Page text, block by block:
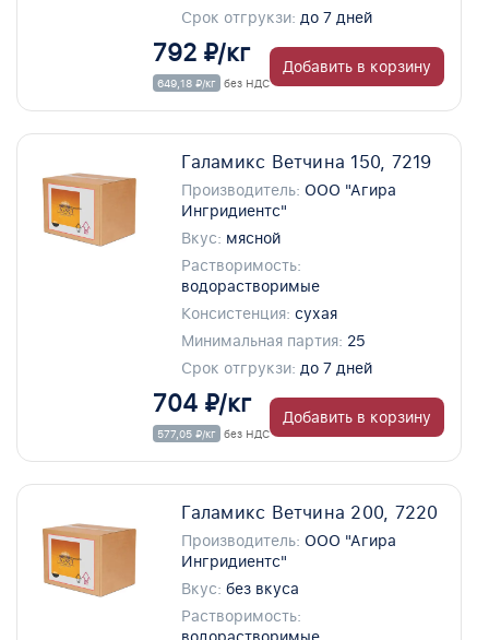
Срок отгрукзи: до 7 дней
792 ₽/кг
649,18 ₽/кг без НДС
Добавить в корзину
Галамикс Ветчина 150, 7219
Производитель: ООО "Агира
Ингридиентс"
Вкус: мясной
Растворимость:
водорастворимые
Консистенция: сухая
Минимальная партия: 25
Срок отгрукзи: до 7 дней
704 ₽/кг
577,05 ₽/кг без НДС
Добавить в корзину
Галамикс Ветчина 200, 7220
Производитель: ООО "Агира
Ингридиентс"
Вкус: без вкуса
Растворимость: